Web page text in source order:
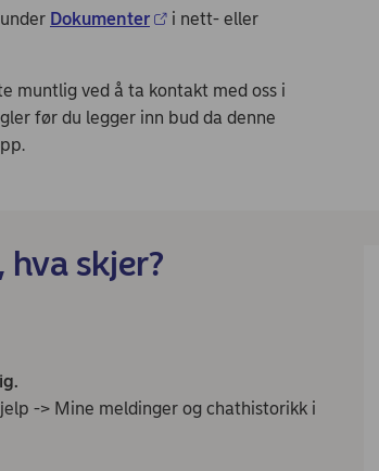
Dokumenter
i nett- eller
muntlig ved å ta kontakt med oss i
før du legger inn bud da denne
skjer?
-> Mine meldinger og chathistorikk i